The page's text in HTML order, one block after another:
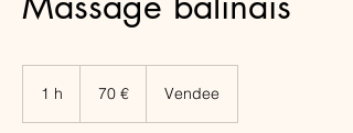
1 h 70 € Vendee